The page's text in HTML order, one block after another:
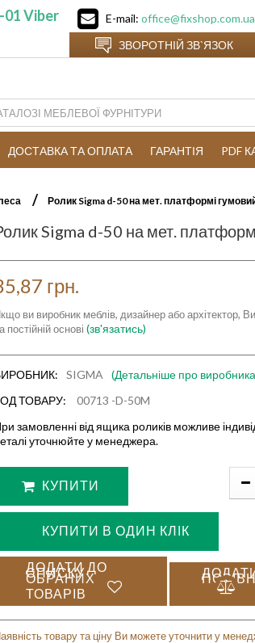
01Viber E-mail: office@fixshop.com.ua
ЗВОРОТНІЙ ЗВ`ЯЗОК
ДОСТАВКА ТА ОПЛАТА ГАРАНТІЯ PDF
Ролик Sigma d-50 на мет. платформі
Sigma d-50 на мет.
грн.
ви виробник меблів, дизайнер або архітектор,
постійній основі (зв'язатись)
SIGMA
(Детальніше про
ТОВАРУ:
00713 -D-50M
замовленні від ящика роликів можливе
уточнюйте у менеджера.
КУПИТИ
КУПИТИ В ОДИН КЛІК
ДОДАТИ ДО
СПИСКУ
ОБРАНИХ
ТОВАРІВ
товару та ціну Ви можете уточнити у